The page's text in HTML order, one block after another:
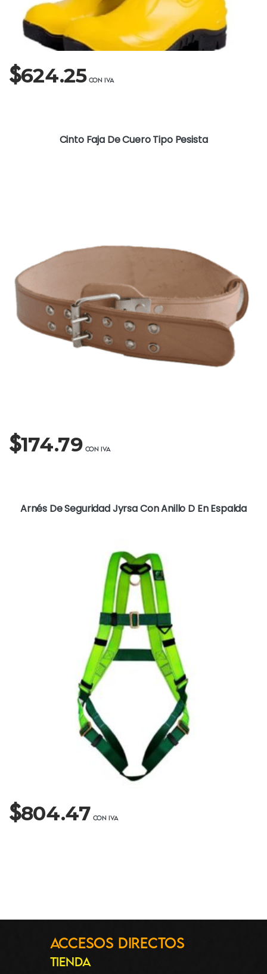
$624.25
Cinto Faja De Cuero Tipo Pesista
$174.79
Arnés De Seguridad Jyrsa Con Anillo D En Espalda
$804.47
Accesos Directos
Tienda